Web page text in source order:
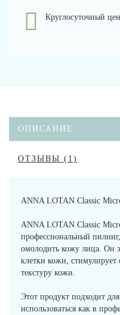
Круглосуточный
ОПИСАНИЕ
ОТЗЫВЫ (1)
ANNA LOTAN Classic
ANNA LOTAN Classic
профессиональный
омолодить кожу лица. Он
клетки кожи, стимулирует
текстуру кожи.
Этот продукт подходит
использоваться как в